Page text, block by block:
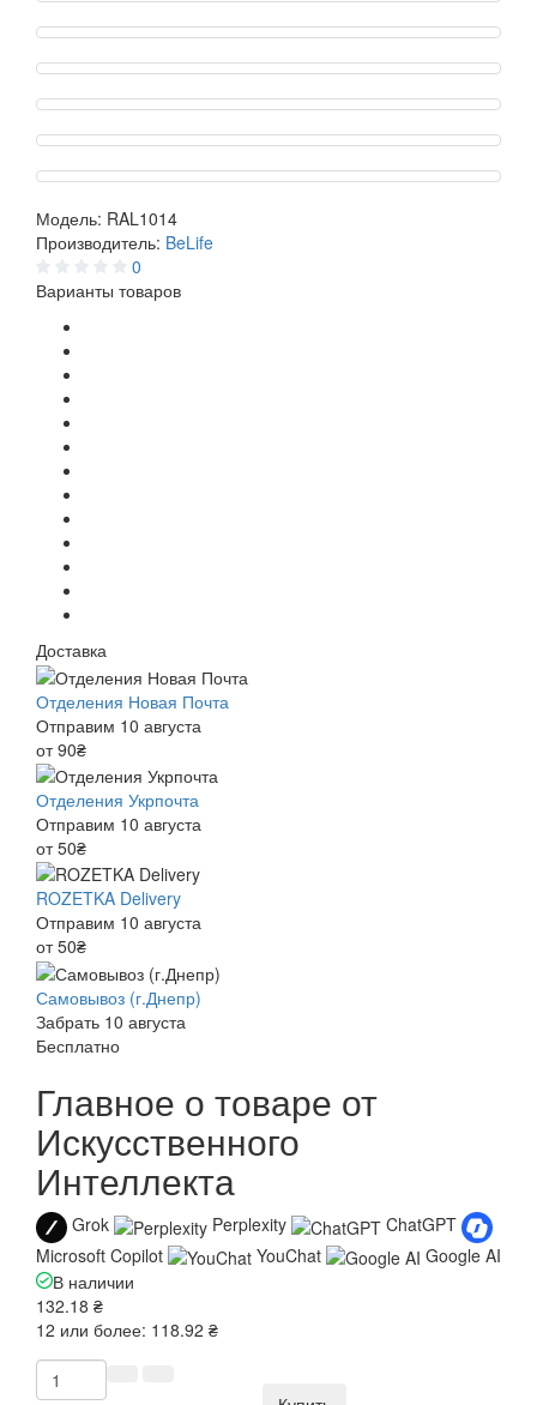
Модель: RAL1014
Производитель: BeLife
0
Варианты товаров
Доставка
Отделения Новая Почта
Отправим 10 августа
от 90₴
Отделения Укрпочта
Отправим 10 августа
от 50₴
ROZETKA Delivery
Отправим 10 августа
от 50₴
Самовывоз (г.Днепр)
Забрать 10 августа
Бесплатно
Главное о товаре от
Искусственного
Интеллекта
Grok Perplexity
ChatGPT
Microsoft Copilot
YouChat
Google AI
В наличии
132.18 ₴
12 или более: 118.92 ₴